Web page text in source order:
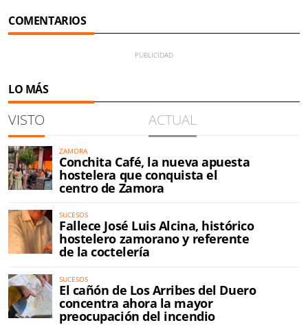
COMENTARIOS
LO MÁS
VISTO ACTUAL
ZAMORA
Conchita Café, la nueva apuesta
hostelera que conquista el
centro de Zamora
SUCESOS
Fallece José Luis Alcina, histórico
hostelero zamorano y referente
de la coctelería
SUCESOS
El cañón de Los Arribes del Duero
concentra ahora la mayor
preocupación del incendio